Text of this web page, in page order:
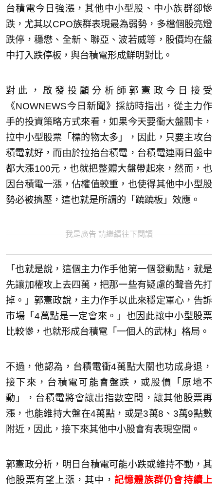
台積電今日強漲，其他中小型股、中小族群卻慘
跌，尤其以CPO族群表現最為弱勢，多檔個股亮燈
跌停，穩懋、全新、聯亞、波若威等，股價均在盤
中打入跌停板，與台積電形成鮮明對比。
對此，啟發投顧分析師郭憲政今日接受
《NOWNEWS今日新聞》採訪時指出，從主力作
手的投資策略方式來看，如果今天要衝大盤關卡，
拉中小型股票「標的物太多」，因此，只要主攻台
積電就好，而由於拉抬台積電，台積電連兩日盤中
都大漲100元，也就把整體大盤帶起來，然而，也
因台積電一漲，佔權值較重，也使得其他中小型股
勢必被擠壓，這也就是所謂的「蹺蹺板」效應。
我是廣告 請繼續往下閱讀
「也就是說，這個主力作手他第一個發動點，就是
先讓加權攻上去四萬，把那一些有疑慮的聲音先打
掉。」郭憲政說，主力作手以此來穩定軍心，告訴
市場「4萬點是一定會來。」也因此讓中小型股票
比較慘，也就形成台積電「一個人的武林」格局。
不過，他認為，台積電衝4萬點大關也功成身退，
接下來，台積電可能會盤跌，或股價「原地不
動」，台積電將會讓出指數空間，讓其他股票再
漲，也能維持大盤在4萬點，或是3萬8、3萬9點數
附近，因此，接下來其他中小股會有表現空間。
郭憲政分析，明日台積電可能小跌或維持不動，其
他股票有望上漲，其中， 記憶體族群仍會持續上